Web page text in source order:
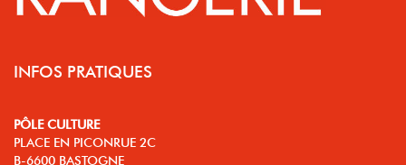
INFOS PRATIQUES
PÔLE CULTURE
PLACE EN PICONRUE 2C
B-6600 BASTOGNE